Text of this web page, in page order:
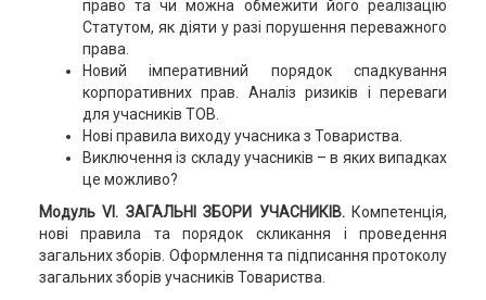
право та чи можна обмежити його реалізацію
Статутом, як діяти у разі порушення переважного
права.
Новий імперативний порядок спадкування
корпоративних прав. Аналіз ризиків і переваги
для учасників ТОВ.
Нові правила виходу учасника з Товариства.
Виключення із складу учасників – в яких випадках
це можливо?
Модуль VI. ЗАГАЛЬНІ ЗБОРИ УЧАСНИКІВ. Компетенція,
нові правила та порядок скликання і проведення
загальних зборів. Оформлення та підписання протоколу
загальних зборів учасників Товариства.